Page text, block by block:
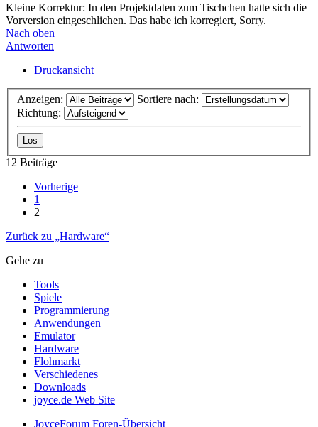
Kleine Korrektur: In den Projektdaten zum Tischchen hatte sich die
Vorversion eingeschlichen. Das habe ich korregiert, Sorry.
Nach oben
Antworten
Druckansicht
Anzeigen:
Sortiere nach:
Richtung:
12 Beiträge
Vorherige
1
2
Zurück zu „Hardware“
Gehe zu
Tools
Spiele
Programmierung
Anwendungen
Emulator
Hardware
Flohmarkt
Verschiedenes
Downloads
joyce.de Web Site
JoyceForum Foren-Übersicht